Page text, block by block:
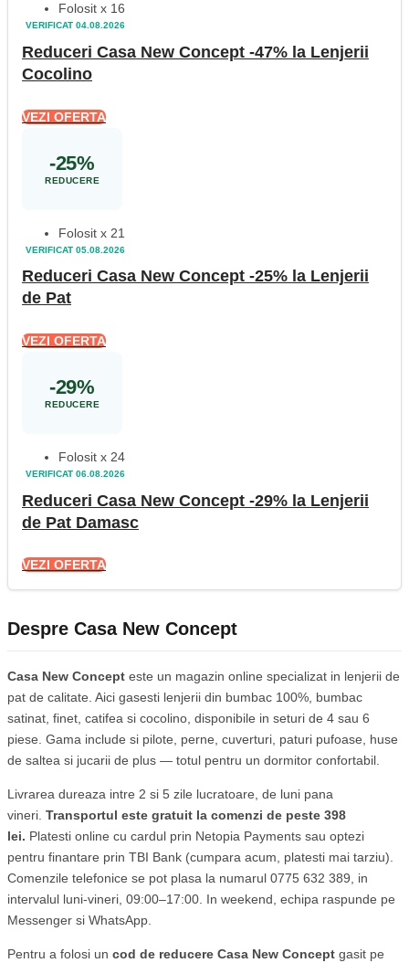
VERIFICAT 04.08.2026
Folosit x 16
Reduceri Casa New Concept -47% la Lenjerii
Cocolino
VEZI OFERTA
-25%
REDUCERE
VERIFICAT 05.08.2026
Folosit x 21
Reduceri Casa New Concept -25% la Lenjerii
de Pat
VEZI OFERTA
-29%
REDUCERE
VERIFICAT 06.08.2026
Folosit x 24
Reduceri Casa New Concept -29% la Lenjerii
de Pat Damasc
VEZI OFERTA
Despre Casa New Concept
Casa New Concept este un magazin online specializat in lenjerii de
pat de calitate. Aici gasesti lenjerii din bumbac 100%, bumbac
satinat, finet, catifea si cocolino, disponibile in seturi de 4 sau 6
piese. Gama include si pilote, perne, cuverturi, paturi pufoase, huse
de saltea si jucarii de plus — totul pentru un dormitor confortabil.
Livrarea dureaza intre 2 si 5 zile lucratoare, de luni pana
vineri. Transportul este gratuit la comenzi de peste 398
lei. Platesti online cu cardul prin Netopia Payments sau optezi
pentru finantare prin TBI Bank (cumpara acum, platesti mai tarziu).
Comenzile telefonice se pot plasa la numarul 0775 632 389, in
intervalul luni-vineri, 09:00–17:00. In weekend, echipa raspunde pe
Messenger si WhatsApp.
Pentru a folosi un cod de reducere Casa New Concept gasit pe